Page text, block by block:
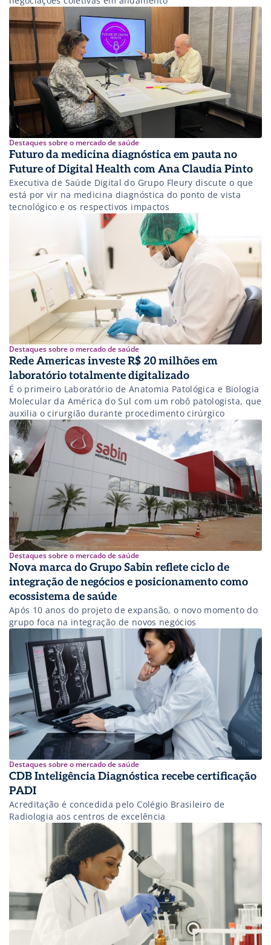
Destaques sobre o mercado de saúde
Futuro da medicina diagnóstica em pauta no
Future of Digital Health com Ana Claudia Pinto
Executiva de Saúde Digital do Grupo Fleury discute o que
está por vir na medicina diagnóstica do ponto de vista
tecnológico e os respectivos impactos
Destaques sobre o mercado de saúde
Rede Americas investe R$ 20 milhões em
laboratório totalmente digitalizado
É o primeiro Laboratório de Anatomia Patológica e Biologia
Molecular da América do Sul com um robô patologista, que
auxilia o cirurgião durante procedimento cirúrgico
Destaques sobre o mercado de saúde
Nova marca do Grupo Sabin reflete ciclo de
integração de negócios e posicionamento como
ecossistema de saúde
Após 10 anos do projeto de expansão, o novo momento do
grupo foca na integração de novos negócios
Destaques sobre o mercado de saúde
CDB Inteligência Diagnóstica recebe certificação
PADI
Acreditação é concedida pelo Colégio Brasileiro de
Radiologia aos centros de excelência